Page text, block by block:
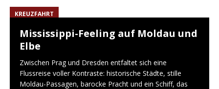
KREUZFAHRT
Mississippi-Feeling auf Moldau und
Elbe
Zwischen Prag und Dresden entfaltet sich eine
Flussreise voller Kontraste: historische Städte, stille
Moldau-Passagen, barocke Pracht und ein Schiff, das